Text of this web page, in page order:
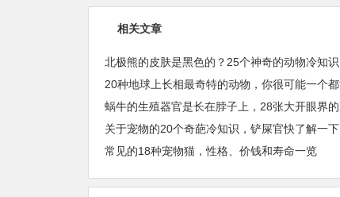
相关文章
关于宠物的20个奇葩冷知识，铲屎官快了解一下
常见的18种宠物猫，性格、价钱和寿命一览